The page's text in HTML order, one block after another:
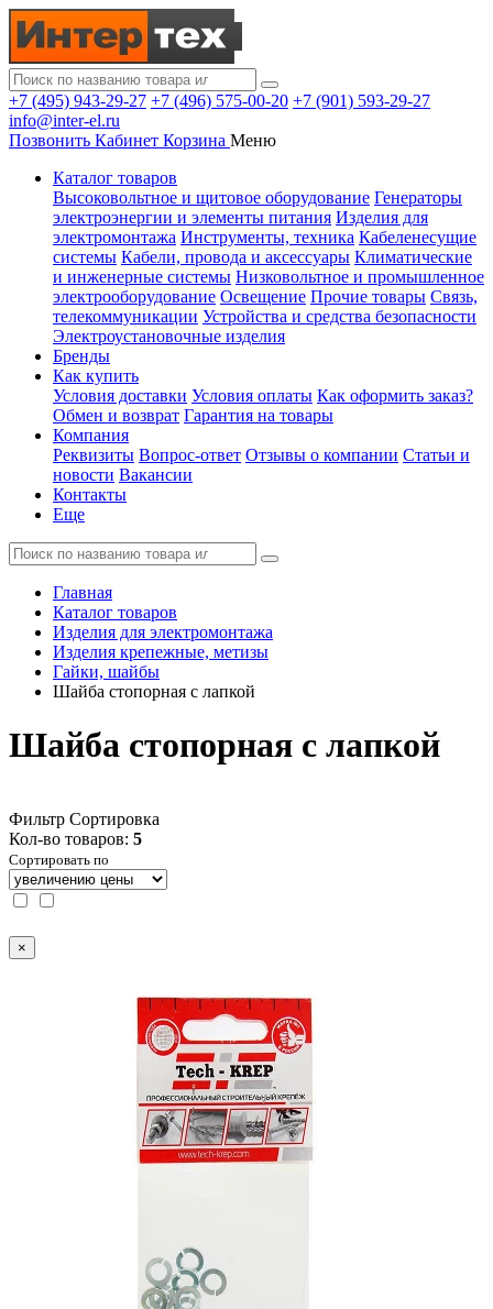
+7 (495) 943-29-27 +7 (496) 575-00-20 +7 (901) 593-29-27
info@inter-el.ru
Позвонить Кабинет Корзина Меню
Каталог товаров
Высоковольтное и щитовое оборудование Генераторы
электроэнергии и элементы питания Изделия для
электромонтажа Инструменты, техника Кабеленесущие
системы Кабели, провода и аксессуары Климатические
и инженерные системы Низковольтное и промышленное
электрооборудование Освещение Прочие товары Связь,
телекоммуникации Устройства и средства безопасности
Электроустановочные изделия
Бренды
Как купить
Условия доставки Условия оплаты Как оформить заказ?
Обмен и возврат Гарантия на товары
Компания
Реквизиты Вопрос-ответ Отзывы о компании Статьи и
новости Вакансии
Контакты
Еще
Главная
Каталог товаров
Изделия для электромонтажа
Изделия крепежные, метизы
Гайки, шайбы
Шайба стопорная с лапкой
Шайба стопорная с лапкой
Фильтр Сортировка
Кол-во товаров: 5
Сортировать по
×